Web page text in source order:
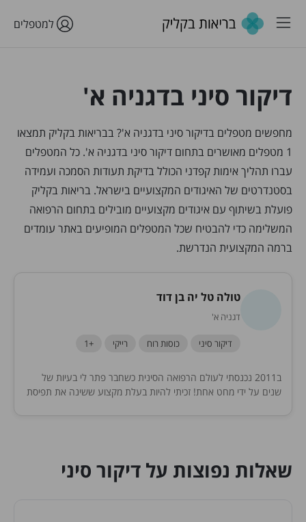
למטפלים
דיקור סיני בדגניה א'
מחפשים מטפלים בדיקור סיני בדגניה א'? בבריאות בקליק תמצאו
1 מטפלים מאושרים בתחום דיקור סיני בדגניה א'. כל המטפלים
עברו תהליך אימות קפדני הכולל בדיקת תעודות הסמכה ועמידה
בסטנדרטים של האיגודים המקצועיים בישראל. בריאות בקליק
פועלת בשיתוף עם איגודים מקצועיים מובילים בתחום הרפואה
המשלימה כדי להבטיח שכל המטפלים המופיעים באתר עומדים
ברמה המקצועית הנדרשת.
טולה טל יה בן דוד
דגניה א'
דיקור סיני כוסות רוח רייקי +1
ב2011 נכנסתי לעולם הרפואה הסינית כשחבר פתר לי בעיות של
שנים על ידי מחט אחת! זכיתי להיות בעלת מקצוע ששינה את תפיסת
שאלות נפוצות על דיקור סיני